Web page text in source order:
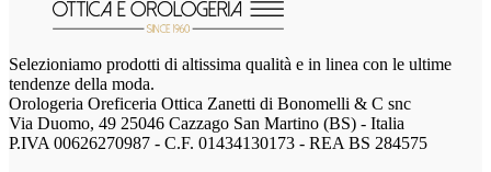
Selezioniamo prodotti di altissima qualità e in linea con le ultime
tendenze della moda.
Orologeria Oreficeria Ottica Zanetti di Bonomelli & C snc
Via Duomo, 49 25046 Cazzago San Martino (BS) - Italia
P.IVA 00626270987 - C.F. 01434130173 - REA BS 284575